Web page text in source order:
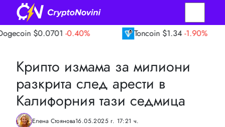
-0.40% $1.34 -1.90%
Крипто измама за милиони
разкрита след арести в
Калифорния тази седмица
Елена Стоянова16.05.2025 г. 17:21 ч.